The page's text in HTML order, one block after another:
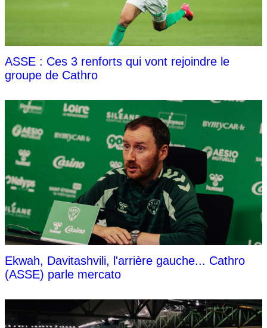
ASSE : Ces 3 renforts qui vont rejoindre le
groupe de Cathro
Ekwah, Davitashvili, l'arrière gauche... Cathro
(ASSE) parle mercato